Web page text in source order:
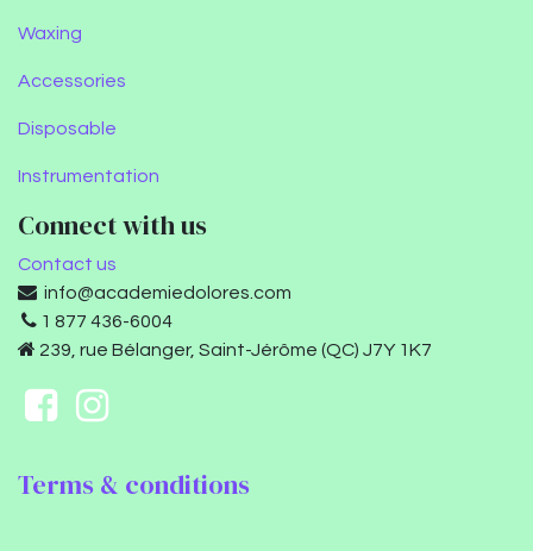
Waxing
Accessories
Disposable
Instrumentation
Connect with us
Contact us
info@academiedolores.com
1 877 436-6004
239, rue Bélanger, Saint-Jérôme (QC) J7Y 1K7
Terms & conditions